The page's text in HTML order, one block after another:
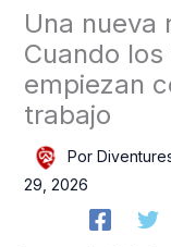
Una nueva
Cuando
empiezan
trabajo
Por
29, 2026